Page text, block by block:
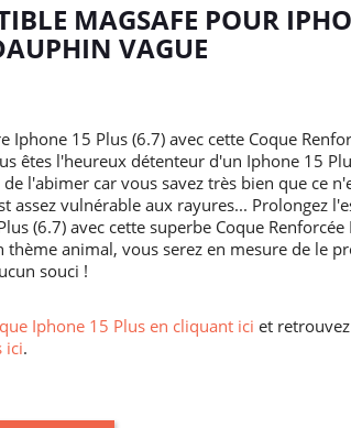
MAGSAFE POUR
VAGUE
Iphone 15 Plus (6.7) avec cette Coque
êtes l'heureux détenteur d'un Iphone 15
l'abimer car vous savez très bien que ce
assez vulnérable aux rayures... Prolongez
(6.7) avec cette superbe Coque Renforcée
thème animal, vous serez en mesure de le
souci !
Iphone 15 Plus en cliquant ici et retrouvez
ici.